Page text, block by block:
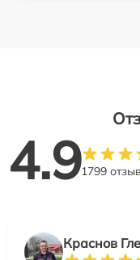
4.91799
Краснов